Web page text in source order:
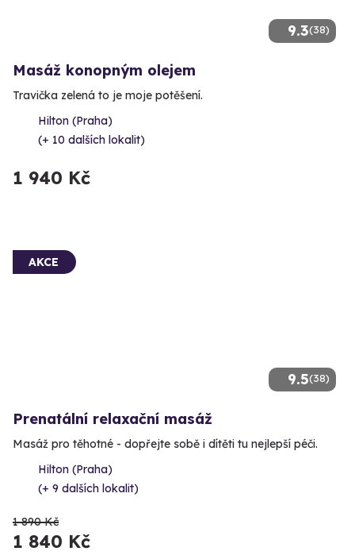
9.3(38)
Masáž konopným olejem
Travička zelená to je moje potěšení.
Hilton (Praha)
(+ 10 dalších lokalit)
1 940 Kč
9.5(38)
AKCE
Prenatální relaxační masáž
Masáž pro těhotné - dopřejte sobě i dítěti tu nejlepší péči.
Hilton (Praha)
(+ 9 dalších lokalit)
1 890 Kč
1 840 Kč